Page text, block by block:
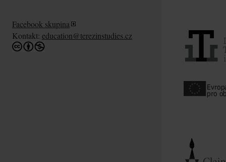
Facebook skupina
Kontakt: education@terezinstudies.cz